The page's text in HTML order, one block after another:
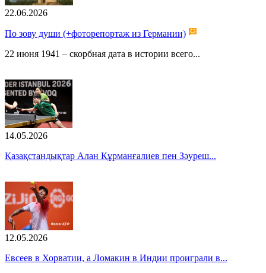
22.06.2026
По зову души (+фоторепортаж из Германии)
22 июня 1941 – скорбная дата в истории всего...
14.05.2026
Қазақстандықтар Алан Құрманғалиев пен Зәуреш...
12.05.2026
Евсеев в Хорватии, а Ломакин в Индии проиграли в...